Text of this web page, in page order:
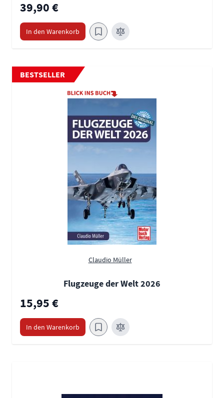
39,90 €
In den Warenkorb
BESTSELLER
Claudio Müller
Flugzeuge der Welt 2026
15,95 €
In den Warenkorb